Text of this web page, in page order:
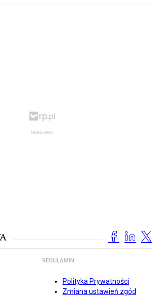
REGULAMIN
Polityka Prywatności
Zmiana ustawień zgód